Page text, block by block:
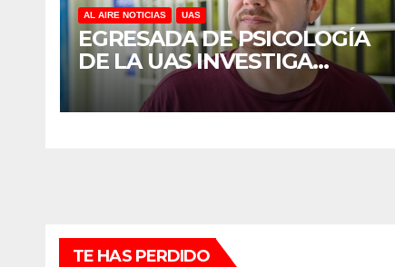
AL AIRE NOTICIAS UAS
EGRESADA DE PSICOLOGÍA
DE LA UAS INVESTIGA
DUELO ANTICIPADO Y
SOBRECARGA EN
TE HAS PERDIDO